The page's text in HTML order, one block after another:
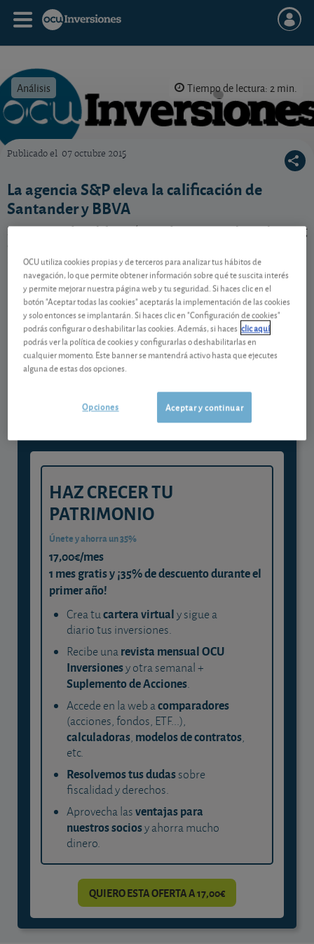
Análisis Tiempo de lectura: 2 min.
Publicado el 07 octubre 2015
La agencia S&P eleva la calificación de
Santander y BBVA
La agencia de calificación crediticia S&P eleva el rating
nuestras recomendaciones.
Contenido reservado a SOCIOS
Gestiona tu dinero con visión
experta
y consigue que cada euro trabaje
para ti
HAZ CRECER TU
PATRIMONIO
Únete y ahorra un 35%
17,00€/mes
1 mes gratis y ¡35% de descuento durante el
primer año!
Crea tucartera virtualy sigue a
diario tus inversiones.
Recibe unarevista mensual OCU
Inversionesy otra semanal +
Suplemento de Acciones.
Accede en la web acomparadores
(acciones, fondos, ETF...),
calculadoras, modelos de contratos,
etc.
Resolvemos tus dudassobre
fiscalidad y derechos.
Aprovecha lasventajas para
nuestros sociosy ahorra mucho
dinero.
QUIERO ESTA OFERTA A 17,00€
OCU utiliza cookies propias y de terceros para analizar tus hábitos de
navegación, lo que permite obtener información sobre qué te suscita interés
y permite mejorar nuestra página web y tu seguridad. Si haces clic en el
botón "Aceptar todas las cookies" aceptarás la implementación de las cookies
y solo entonces se implantarán. Si haces clic en "Configuración de cookies"
podrás configurar o deshabilitar las cookies. Además, si haces clic aquí
podrás ver la política de cookies y configurarlas o deshabilitarlas en
cualquier momento. Este banner se mantendrá activo hasta que ejecutes
alguna de estas dos opciones.
Aceptar y continuar
Opciones